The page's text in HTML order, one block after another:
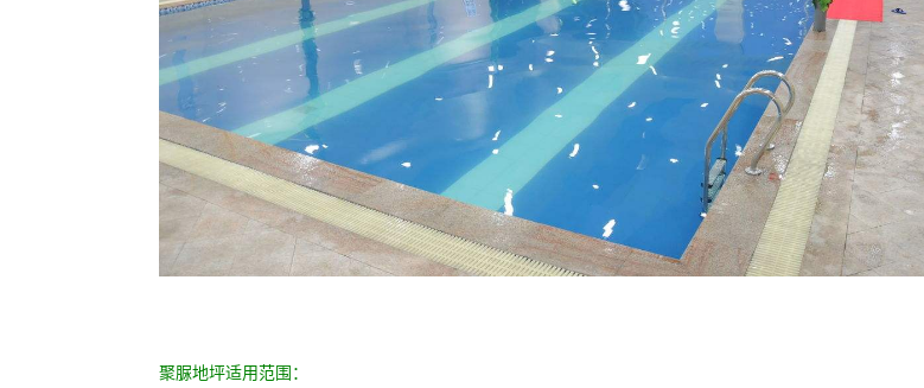
聚脲地坪适用范围：